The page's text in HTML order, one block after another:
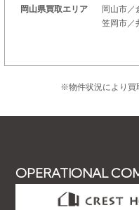
岡山県買取エリア
岡山市／
笠岡市／
※物件状況により買
OPERATIONAL